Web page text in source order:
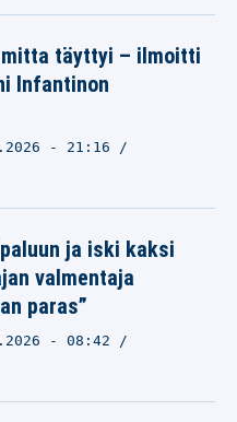
täyttyi – ilmoitti
Infantinon
- 21:16
ja iski kaksi
valmentaja
paras”
- 08:42